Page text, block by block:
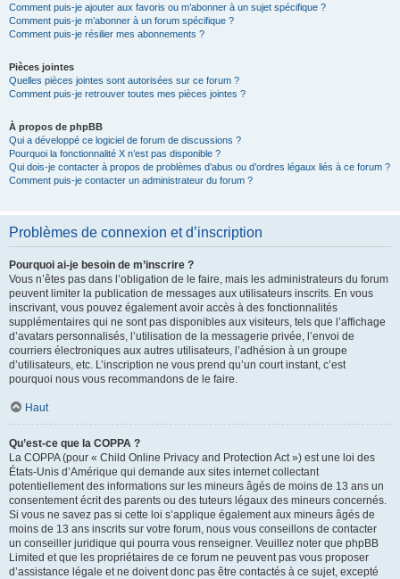
Comment puis-je ajouter aux favoris ou m’abonner à un sujet spécifique ?
Comment puis-je m’abonner à un forum spécifique ?
Comment puis-je résilier mes abonnements ?
Pièces jointes
Quelles pièces jointes sont autorisées sur ce forum ?
Comment puis-je retrouver toutes mes pièces jointes ?
À propos de phpBB
Qui a développé ce logiciel de forum de discussions ?
Pourquoi la fonctionnalité X n’est pas disponible ?
Qui dois-je contacter à propos de problèmes d’abus ou d’ordres légaux liés à ce forum ?
Comment puis-je contacter un administrateur du forum ?
Problèmes de connexion et d’inscription
Pourquoi ai-je besoin de m’inscrire ?
Vous n’êtes pas dans l’obligation de le faire, mais les administrateurs du forum
peuvent limiter la publication de messages aux utilisateurs inscrits. En vous
inscrivant, vous pouvez également avoir accès à des fonctionnalités
supplémentaires qui ne sont pas disponibles aux visiteurs, tels que l’affichage
d’avatars personnalisés, l’utilisation de la messagerie privée, l’envoi de
courriers électroniques aux autres utilisateurs, l’adhésion à un groupe
d’utilisateurs, etc. L’inscription ne vous prend qu’un court instant, c’est
pourquoi nous vous recommandons de le faire.
Haut
Qu’est-ce que la COPPA ?
La COPPA (pour « Child Online Privacy and Protection Act ») est une loi des
États-Unis d’Amérique qui demande aux sites internet collectant
potentiellement des informations sur les mineurs âgés de moins de 13 ans un
consentement écrit des parents ou des tuteurs légaux des mineurs concernés.
Si vous ne savez pas si cette loi s’applique également aux mineurs âgés de
moins de 13 ans inscrits sur votre forum, nous vous conseillons de contacter
un conseiller juridique qui pourra vous renseigner. Veuillez noter que phpBB
Limited et que les propriétaires de ce forum ne peuvent pas vous proposer
d’assistance légale et ne doivent donc pas être contactés à ce sujet, excepté